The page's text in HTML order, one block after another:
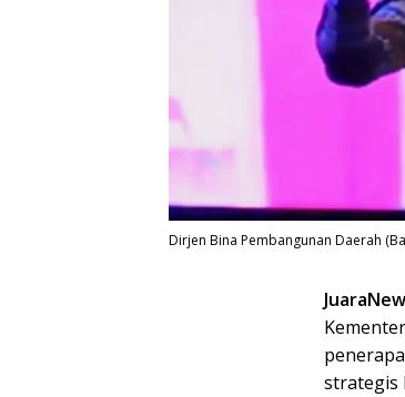
Dirjen Bina Pembangunan Daerah
strategis